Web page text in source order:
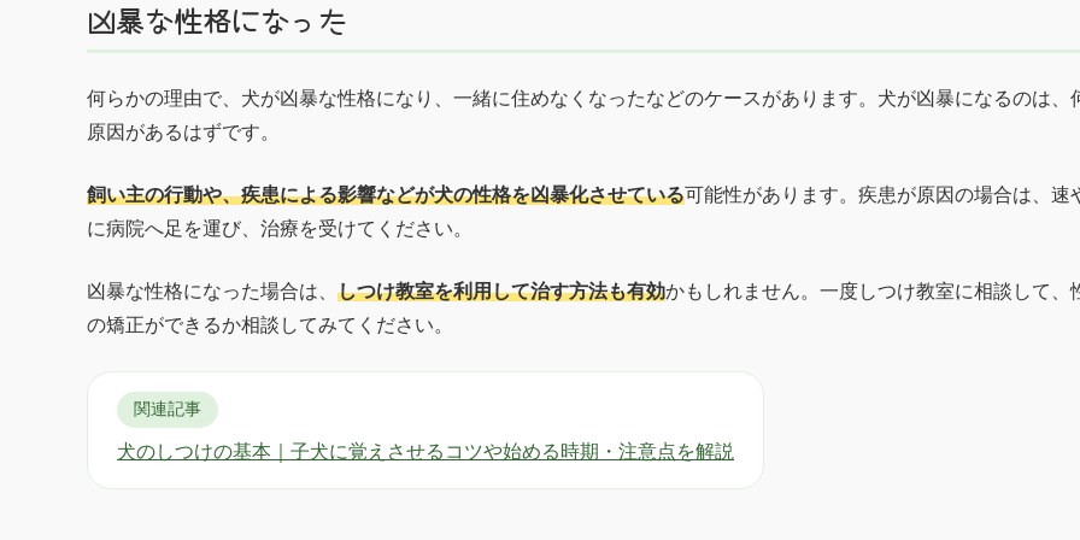
凶暴な性格になった
何らかの理由で、犬が凶暴な性格になり、一緒に住めなくなったなどのケースがあります。犬が凶暴になるのは、
原因があるはずです。
飼い主の行動や、疾患による影響などが犬の性格を凶暴化させている可能性があります。疾患が原因の場合は、速
に病院へ足を運び、治療を受けてください。
凶暴な性格になった場合は、 しつけ教室を利用して治す方法も有効かもしれません。一度しつけ教室に相談して、
の矯正ができるか相談してみてください。
関連記事
犬のしつけの基本｜子犬に覚えさせるコツや始める時期・注意点を解説